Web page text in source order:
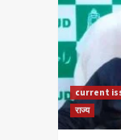
current
राज्य